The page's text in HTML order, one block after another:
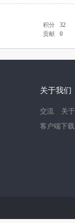
积分 32
贡献 0
关于我们
交流 关于
客户端下载